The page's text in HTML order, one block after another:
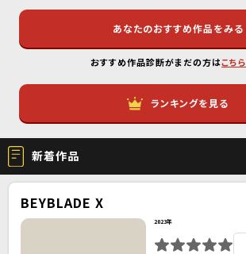
あなたのおすすめ作品をみる
おすすめ作品診断がまだの方はこちら
ランキングを見る
新着作品
BEYBLADE X
2023年